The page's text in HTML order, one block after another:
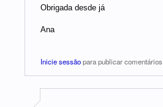
Obrigada desde já
Ana
Inicie sessãopara publicar comentários